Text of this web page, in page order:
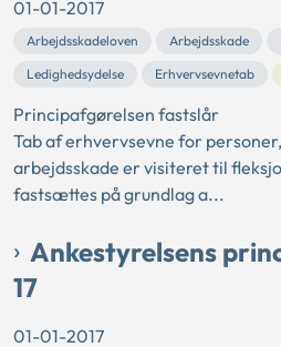
01-01-2017
Arbejdsskadeloven Arbejdsskade
Ledighedsydelse
Erhvervsevnetab
Principafgørelsen fastslår
Tab af erhvervsevne for
arbejdsskade er visiteret til
fastsættes på grundlag a...
Ankestyrelsens
17
01-01-2017